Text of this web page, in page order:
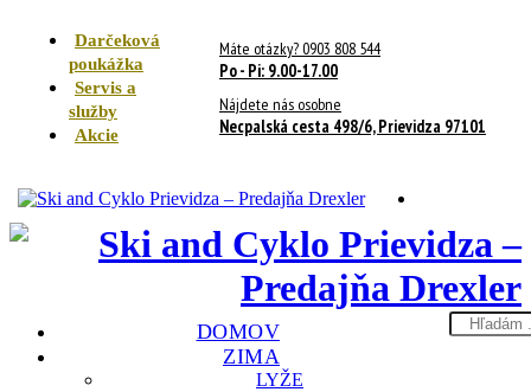
Darčeková
poukážka
Servis a
služby
Akcie
Máte otázky? 0903 808 544
Po - Pi: 9.00-17.00
Nájdete nás osobne
Necpalská cesta 498/6, Prievidza 97101
DOMOV
ZIMA
LYŽE
Search
here